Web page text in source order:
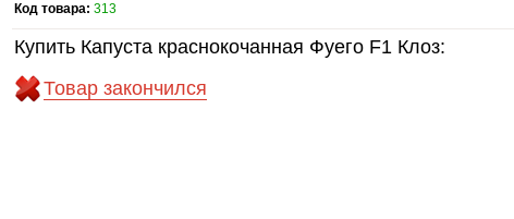
Код товара: 313
Купить Капуста краснокочанная Фуего F1 Клоз:
Товар закончился